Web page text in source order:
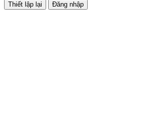
Đăng nhập